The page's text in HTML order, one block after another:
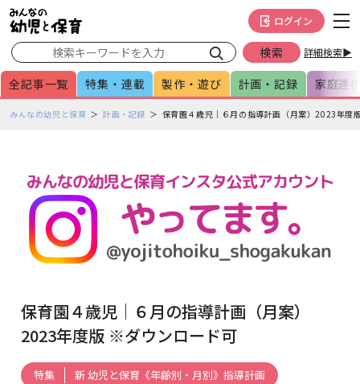
詳細検索▶
ログイン
全記事一覧 特集・連載 製作・遊び 計画・記録 家庭連
ペみんなの幼児と保育 計画・記録 保育園４歳児｜６月の指導計画（月案）2023年度
保育園４歳児｜６月の指導計画（月案）
2023年度版 ※ダウンロード可
特集 新 幼児と保育《年齢別・月別》指導計画